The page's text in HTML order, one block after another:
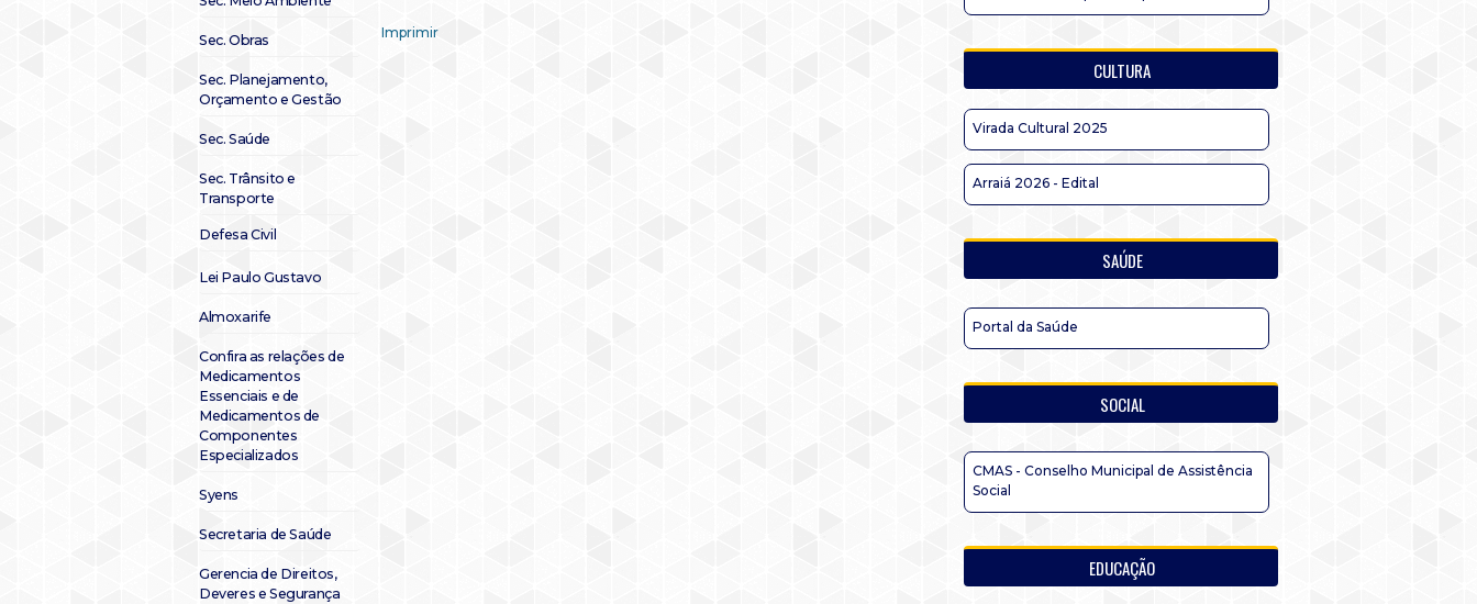
Sec. Obras
Sec. Planejamento,
Orçamento e Gestão
Sec. Saúde
Sec. Trânsito e
Transporte
Defesa Civil
Lei Paulo Gustavo
Almoxarife
Confira as relações de
Medicamentos
Essenciais e de
Medicamentos de
Componentes
Especializados
Syens
Secretaria de Saúde
Gerencia de Direitos,
Deveres e Segurança
Imprimir
CULTURA
Virada Cultural 2025
Arraiá 2026 - Edital
SAÚDE
Portal da Saúde
SOCIAL
CMAS - Conselho Municipal de Assistência
Social
EDUCAÇÃO